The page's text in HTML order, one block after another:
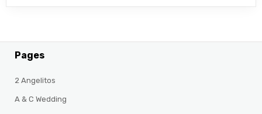
Pages
2 Angelitos
A & C Wedding